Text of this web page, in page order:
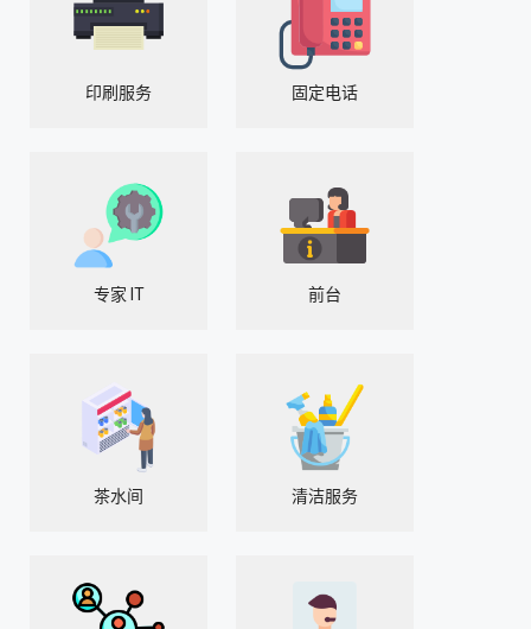
印刷服务 固定电话
专家 IT 前台
茶水间 清洁服务